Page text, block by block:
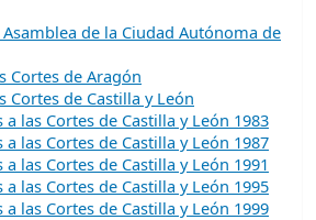
Asamblea de la Ciudad Autónoma de
Cortes de Aragón
Cortes de Castilla y León
a las Cortes de Castilla y León 1983
a las Cortes de Castilla y León 1987
a las Cortes de Castilla y León 1991
a las Cortes de Castilla y León 1995
a las Cortes de Castilla y León 1999